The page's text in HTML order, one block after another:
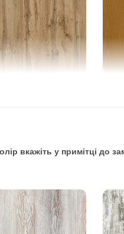
Аляска
вкажіть у примітці до